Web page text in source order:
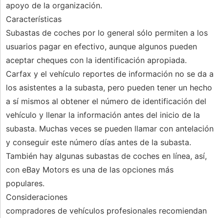
apoyo de la organización.
Características
Subastas de coches por lo general sólo permiten a los
usuarios pagar en efectivo, aunque algunos pueden
aceptar cheques con la identificación apropiada.
Carfax y el vehículo reportes de información no se da a
los asistentes a la subasta, pero pueden tener un hecho
a sí mismos al obtener el número de identificación del
vehículo y llenar la información antes del inicio de la
subasta. Muchas veces se pueden llamar con antelación
y conseguir este número días antes de la subasta.
También hay algunas subastas de coches en línea, así,
con eBay Motors es una de las opciones más
populares.
Consideraciones
compradores de vehículos profesionales recomiendan